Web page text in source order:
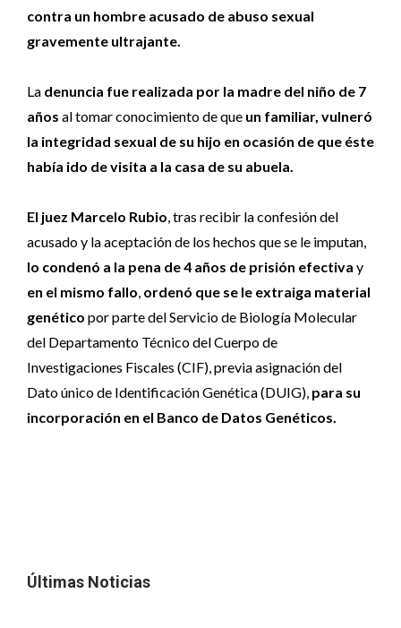
contra un hombre acusado de abuso sexual
gravemente ultrajante.
La denuncia fue realizada por la madre del niño de 7
años al tomar conocimiento de que un familiar, vulneró
la integridad sexual de su hijo en ocasión de que éste
había ido de visita a la casa de su abuela.
El juez Marcelo Rubio, tras recibir la confesión del
acusado y la aceptación de los hechos que se le imputan,
lo condenó a la pena de 4 años de prisión efectiva y
en el mismo fallo, ordenó que se le extraiga material
genético por parte del Servicio de Biología Molecular
del Departamento Técnico del Cuerpo de
Investigaciones Fiscales (CIF), previa asignación del
Dato único de Identificación Genética (DUIG), para su
incorporación en el Banco de Datos Genéticos.
Últimas Noticias